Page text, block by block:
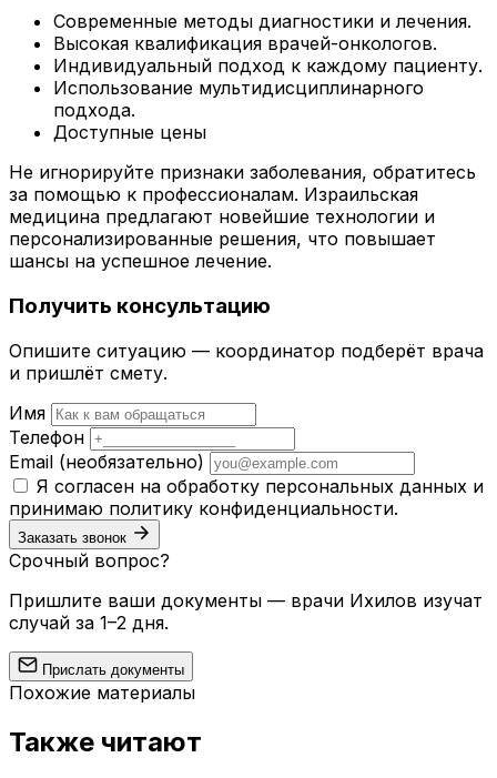
Современные методы диагностики и лечения.
Высокая квалификация врачей-онкологов.
Индивидуальный подход к каждому пациенту.
Использование мультидисциплинарного
подхода.
Доступные цены
Не игнорируйте признаки заболевания, обратитесь
за помощью к профессионалам. Израильская
медицина предлагают новейшие технологии и
персонализированные решения, что повышает
шансы на успешное лечение.
Получить консультацию
Опишите ситуацию — координатор подберёт врача
и пришлёт смету.
Имя
Телефон
Email (необязательно)
Я согласен на обработку персональных данных и
принимаю политику конфиденциальности.
Заказать звонок
Срочный вопрос?
Пришлите ваши документы — врачи Ихилов изучат
случай за 1–2 дня.
Прислать документы
Похожие материалы
Также читают